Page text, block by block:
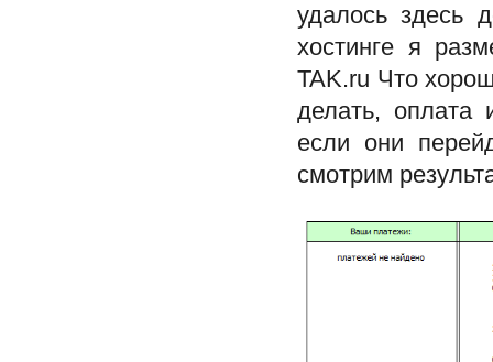
удалось здесь
хостинге я
TAK.ru Что
делать, оплата
если они
смотрим